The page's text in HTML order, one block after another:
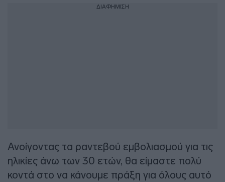
ΔΙΑΦΗΜΙΣΗ
Ανοίγοντας τα ραντεβού εμβολιασμού για τις
ηλικίες άνω των 30 ετών, θα είμαστε πολύ
κοντά στο να κάνουμε πράξη για όλους αυτό